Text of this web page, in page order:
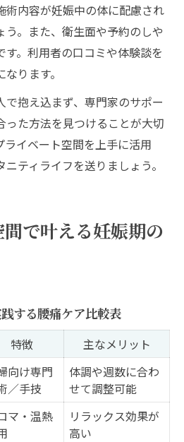
術内容が妊娠中の体に配慮され
う。また、衛生面や予約のしや
。利用者の口コミや体験談を
ります。
抱え込まず、専門家のサポー
った方法を見つけることが大切
ライベート空間を上手に活用
ティライフを送りましょう。
で叶える妊娠期の
する腰痛ケア比較表
特徴 主なメリット
向け専門
／手技
体調や週数に合わ
せて調整可能
マ・温熱
リラックス効果が
高い